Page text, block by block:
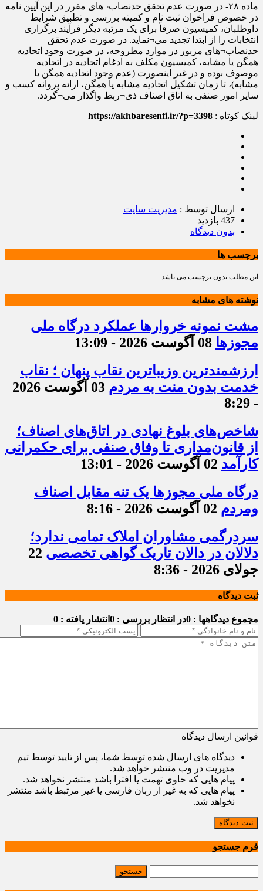
ماده ۲۸- در صورت عدم تحقق حدنصاب¬های مقرر در این آیین نامه
در خصوص فراخوان ثبت نام و کمیته بررسی و تطبیق شرایط
داوطلبان، کمیسیون صرفاً برای یک مرتبه دیگر فرآیند برگزاری
انتخابات را از ابتدا تجدید می¬نماید. در صورت عدم تحقق
حدنصاب¬های مزبور در موارد مطروحه، در صورت وجود اتحادیه
همگن یا مشابه، کمیسیون مکلف به ادغام اتحادیه در اتحادیه
موصوف بوده و در غیر اینصورت (عدم وجود اتحادیه همگن یا
مشابه)، تا زمان تشکیل اتحادیه مشابه یا همگن، ارائه پروانه کسب و
سایر امور صنفی به اتاق اصناف ذی¬ربط واگذار می¬گردد.
لینک کوتاه : https://akhbaresenfi.ir/?p=3398
ارسال توسط : مدیریت سایت
437 بازدید
بدون دیدگاه
برچسب ها
این مطلب بدون برچسب می باشد.
نوشته های مشابه
مشت نمونه خروارها عملکرد درگاه ملی
مجوزها 08 آگوست 2026 - 13:09
ارزشمندترین وزیباترین نقاب پنهان ؛ نقاب
خدمت بدون منت به مردم
03 آگوست 2026
- 8:29
شاخص‌های بلوغ نهادی در اتاق‌های اصناف؛
از قانون‌مداری تا وفاق صنفی برای حکمرانی
کارآمد 02 آگوست 2026 - 13:01
درگاه ملی مجوزها یک تنه مقابل اصناف
ومردم 02 آگوست 2026 - 8:16
سردرگمی مشاوران املاک تمامی ندارد؛
دلالان در دالان تاریک گواهی تخصصی 22
جولای 2026 - 8:36
ثبت دیدگاه
مجموع دیدگاهها : 0 در انتظار بررسی : 0 انتشار یافته : 0
قوانین ارسال دیدگاه
دیدگاه های ارسال شده توسط شما، پس از تایید توسط تیم
مدیریت در وب منتشر خواهد شد.
پیام هایی که حاوی تهمت یا افترا باشد منتشر نخواهد شد.
پیام هایی که به غیر از زبان فارسی یا غیر مرتبط باشد منتشر
نخواهد شد.
ثبت دیدگاه
فرم جستجو